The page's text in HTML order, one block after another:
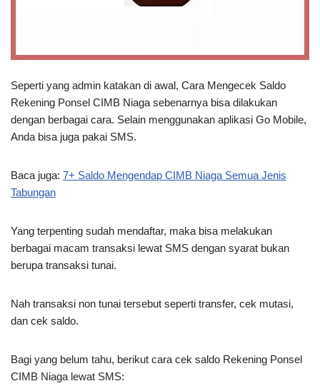
Seperti yang admin katakan di awal, Cara Mengecek Saldo
Rekening Ponsel CIMB Niaga sebenarnya bisa dilakukan
dengan berbagai cara. Selain menggunakan aplikasi Go Mobile,
Anda bisa juga pakai SMS.
Baca juga: 7+ Saldo Mengendap CIMB Niaga Semua Jenis
Tabungan
Yang terpenting sudah mendaftar, maka bisa melakukan
berbagai macam transaksi lewat SMS dengan syarat bukan
berupa transaksi tunai.
Nah transaksi non tunai tersebut seperti transfer, cek mutasi,
dan cek saldo.
Bagi yang belum tahu, berikut cara cek saldo Rekening Ponsel
CIMB Niaga lewat SMS: